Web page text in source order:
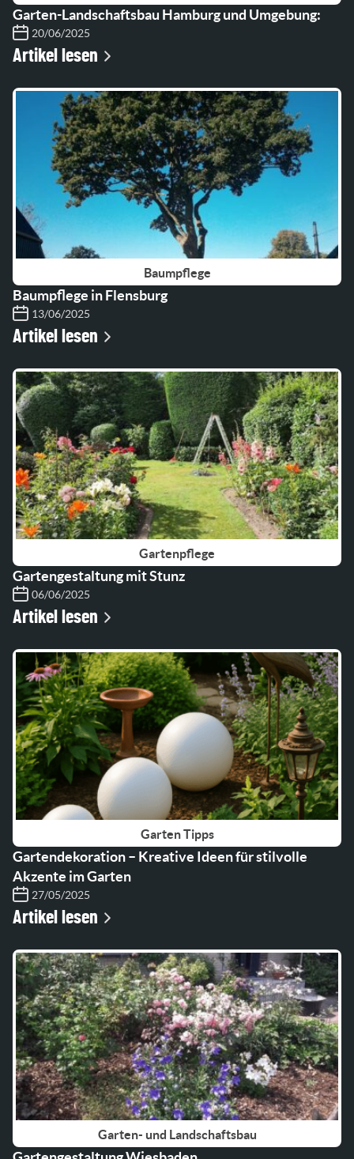
Garten-Landschaftsbau Hamburg und Umgebung:
20/06/2025
Artikel lesen
Baumpflege
Baumpflege in Flensburg
13/06/2025
Artikel lesen
Gartenpflege
Gartengestaltung mit Stunz
06/06/2025
Artikel lesen
Garten Tipps
Gartendekoration – Kreative Ideen für stilvolle
Akzente im Garten
27/05/2025
Artikel lesen
Garten- und Landschaftsbau